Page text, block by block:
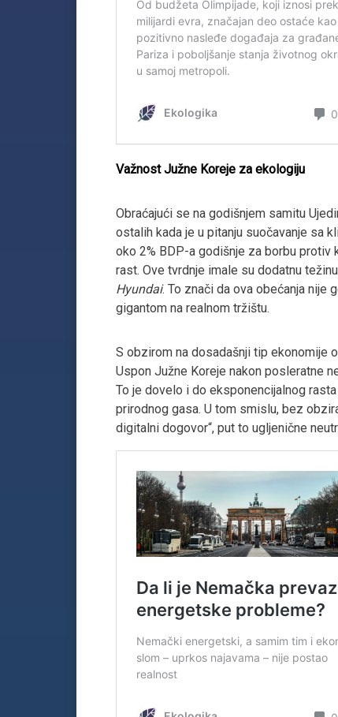
Važnost Južne Koreje za ekologiju
Obraćajući se na godišnjem samitu
ostalih kada je u pitanju suočavanje sa
oko 2% BDP-a godišnje za borbu
rast. Ove tvrdnje imale su dodatnu
Hyundai. To znači da ova obećanja
gigantom na realnom tržištu.
S obzirom na dosadašnji tip ekonomije
Uspon Južne Koreje nakon posleratne
To je dovelo i do eksponencijalnog
prirodnog gasa. U tom smislu, bez
digitalni dogovor“, put to ugljenične